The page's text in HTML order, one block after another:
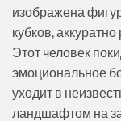
изображена
кубков,
Этот человек
эмоциональное
уходит в
ландшафтом на